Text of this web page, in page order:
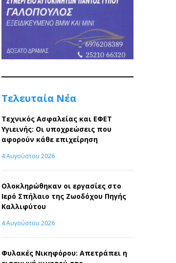
Τελευταία Νέα
Τεχνικός Ασφαλείας και ΕΦΕΤ
Υγιεινής: Οι υποχρεώσεις που
αφορούν κάθε επιχείρηση
4 Αυγούστου 2026
Ολοκληρώθηκαν οι εργασίες στο
Ιερό Σπήλαιο της Ζωοδόχου Πηγής
Καλλιφύτου
4 Αυγούστου 2026
Φυλακές Νικηφόρου: Απετράπει η